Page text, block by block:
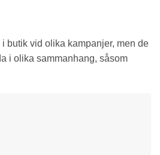
butik vid olika kampanjer, men de
i olika sammanhang, såsom